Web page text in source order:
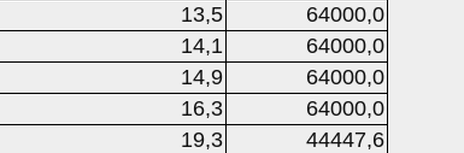
13,5
64000,0
14,1
64000,0
14,9
64000,0
16,3
64000,0
19,3
44447,6